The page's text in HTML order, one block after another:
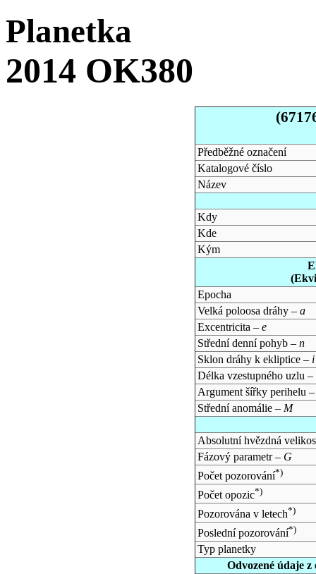
Planetka
2014 OK380
Předběžné označení
Katalogové číslo
Název
Kdy
Kde
Kým
Epocha
Velká poloosa dráhy – a
Excentricita – e
Střední denní pohyb – n
Sklon dráhy k ekliptice – i
Délka vzestupného uzlu –
Argument šířky perihelu
Střední anomálie – M
Absolutní hvězdná
Fázový parametr – G
Počet pozorování*)
Počet opozic*)
Pozorována v letech*)
Poslední pozorování*)
Typ planetky
Odvozené údaje